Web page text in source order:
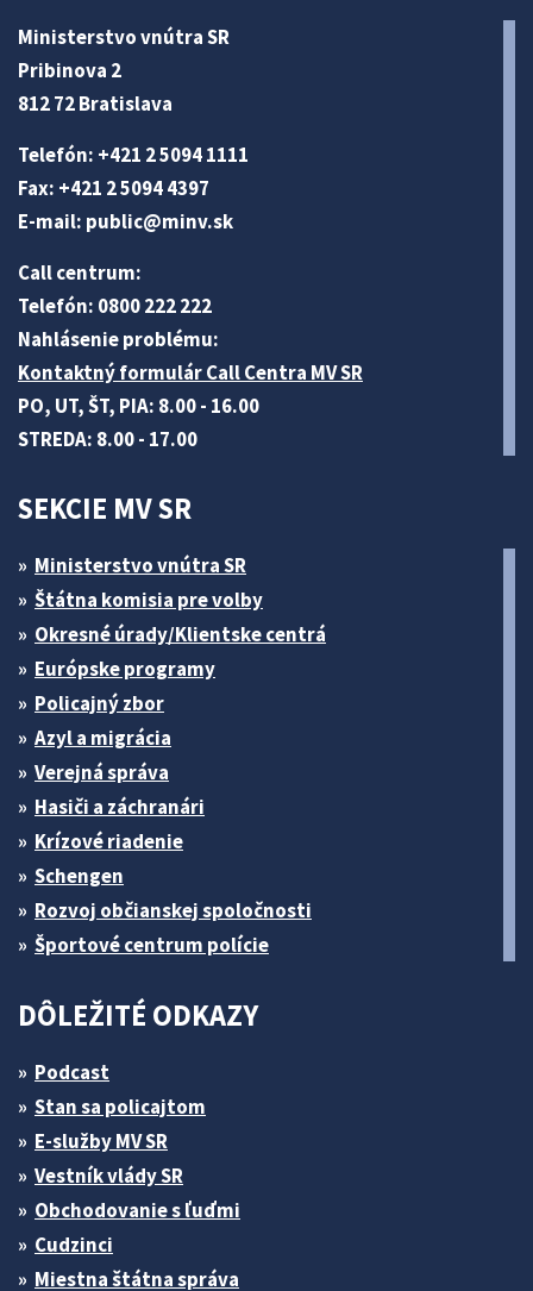
Ministerstvo vnútra SR
Pribinova 2
812 72 Bratislava
Telefón: +421 2 5094 1111
Fax: +421 2 5094 4397
E-mail: public@minv.sk
Call centrum:
Telefón: 0800 222 222
Nahlásenie problému:
Kontaktný formulár Call Centra MV SR
PO, UT, ŠT, PIA: 8.00 - 16.00
STREDA: 8.00 - 17.00
SEKCIE MV SR
Ministerstvo vnútra SR
Štátna komisia pre volby
Okresné úrady/Klientske centrá
Európske programy
Policajný zbor
Azyl a migrácia
Verejná správa
Hasiči a záchranári
Krízové riadenie
Schengen
Rozvoj občianskej spoločnosti
Športové centrum polície
DÔLEŽITÉ ODKAZY
Podcast
Stan sa policajtom
E-služby MV SR
Vestník vlády SR
Obchodovanie s ľuďmi
Cudzinci
Miestna štátna správa